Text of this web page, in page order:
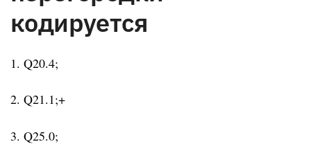
кодируется
1. Q20.4;
2. Q21.1;+
3. Q25.0;